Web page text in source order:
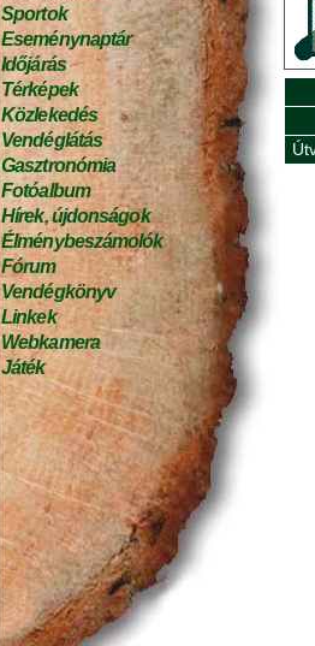
Sportok
Eseménynaptár
Időjárás
Térképek
Közlekedés
Vendéglátás
Gasztronómia
Fotóalbum
Hírek, újdonságok
Élménybeszámolók
Fórum
Vendégkönyv
Linkek
Webkamera
Játék